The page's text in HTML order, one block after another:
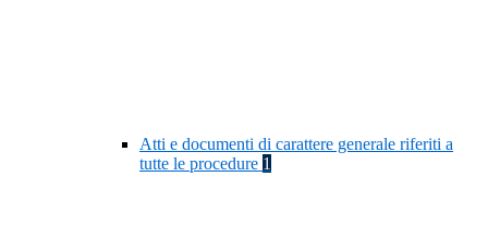
Atti e documenti di carattere generale riferiti a
tutte le procedure 1